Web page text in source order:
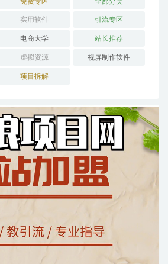
实用软件 引流专区
电商大学 站长推荐
虚拟资源 视屏制作软件
项目拆解